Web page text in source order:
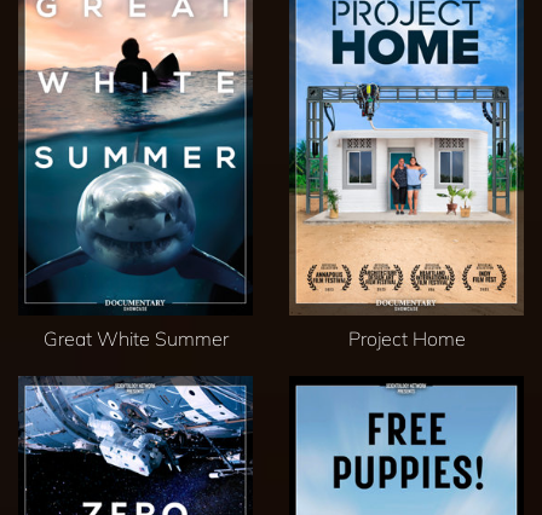
Great White Summer Project Home